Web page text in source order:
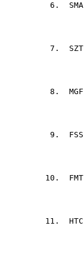
6. SMA
7. SZT
8. MGF
9. FSS
10. FMT
11. HTC